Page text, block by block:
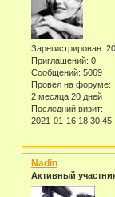
Зарегистрирован:
Приглашений: 0
Сообщений: 5069
Провел на форуме:
2 месяца 20 дней
Последний визит:
2021-01-16 18:30:45
Nadin
Активный